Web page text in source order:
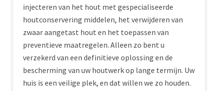
injecteren van het hout met gespecialiseerde
houtconservering middelen, het verwijderen van
zwaar aangetast hout en het toepassen van
preventieve maatregelen. Alleen zo bent u
verzekerd van een definitieve oplossing en de
bescherming van uw houtwerk op lange termijn. Uw
huis is een veilige plek, en dat willen we zo houden.